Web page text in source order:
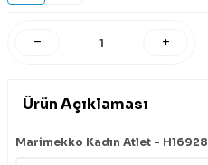
Ürün Açıklaması
Marimekko Kadın Atlet - H16928